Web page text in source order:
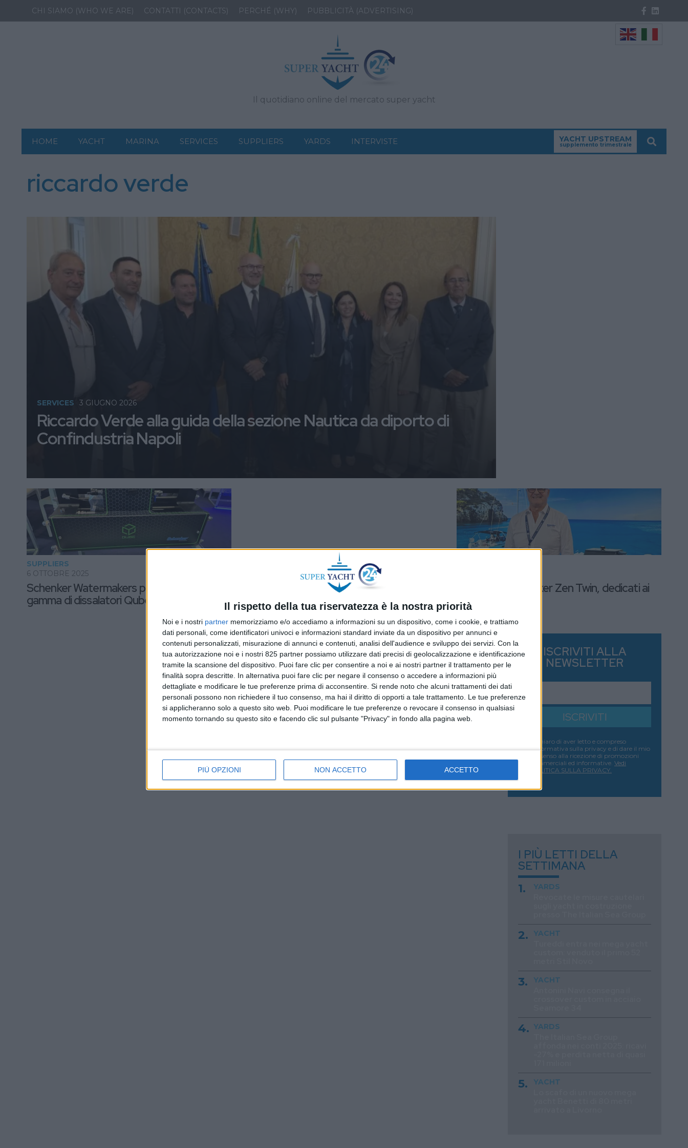
Il rispetto della tua riservatezza è la nostra priorità
Noi e i nostri partner memorizziamo e/o accediamo a informazioni su un dispositivo, come i cookie, e trattiamo
dati personali, come identificatori univoci e informazioni standard inviate da un dispositivo per annunci e
contenuti personalizzati, misurazione di annunci e contenuti, analisi dell'audience e sviluppo dei servizi. Con la
tua autorizzazione noi e i nostri 825 partner possiamo utilizzare dati precisi di geolocalizzazione e identificazione
tramite la scansione del dispositivo. Puoi fare clic per consentire a noi e ai nostri partner il trattamento per le
finalità sopra descritte. In alternativa puoi fare clic per negare il consenso o accedere a informazioni più
dettagliate e modificare le tue preferenze prima di acconsentire. Si rende noto che alcuni trattamenti dei dati
personali possono non richiedere il tuo consenso, ma hai il diritto di opporti a tale trattamento. Le tue preferenze
si applicheranno solo a questo sito web. Puoi modificare le tue preferenze o revocare il consenso in qualsiasi
momento tornando su questo sito e facendo clic sul pulsante "Privacy" in fondo alla pagina web.
PIÙ OPZIONI NON ACCETTO ACCETTO
CHI SIAMO (WHO WE ARE) CONTATTI (CONTACTS) PERCHÉ (WHY) PUBBLICITÀ (ADVERTISING)
Il quotidiano online del mercato super yacht
HOME YACHT MARINA SERVICES SUPPLIERS YARDS INTERVISTE YACHT UPSTREAM
supplemento trimestrale
riccardo verde
Riccardo Verde alla guida della sezione Nautica da diporto di
Confindustria Napoli
SERVICES 3 GIUGNO 2026
Schenker Watermakers presenta la
gamma di dissalatori Qube
SUPPLIERS
6 OTTOBRE 2025
Dissalatori Schenker Zen Twin, dedicati ai
superyacht
ISCRIVITI ALLA
NEWSLETTER
ISCRIVITI
Dichiaro di aver letto e compreso
l'informativa sulla privacy e di dare il mio
consenso alla ricezione di promozioni
commerciali ed informative. Vedi
POLITICA SULLA PRIVACY.
I PIÙ LETTI DELLA
SETTIMANA
YARDS
YACHT
YACHT
YARDS
YACHT